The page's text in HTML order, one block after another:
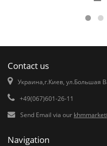
Contact us
Украина,г.Киев, ул.Большая
+49(067)601-26-11
Send Email via our
Navigation